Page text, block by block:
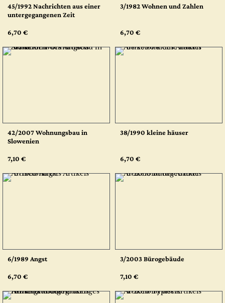
45/1992 Nachrichten aus einer
untergegangenen Zeit
6,70 €
3/1982 Wohnen und Zahlen
6,70 €
42/2007 Wohnungsbau in
Slowenien
7,10 €
38/1990 kleine häuser
6,70 €
6/1989 Angst
6,70 €
3/2003 Bürogebäude
7,10 €